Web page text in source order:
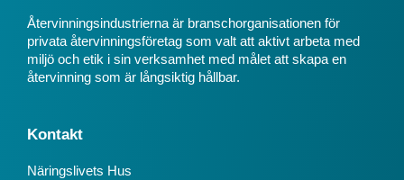
Återvinningsindustrierna är branschorganisationen för
privata återvinningsföretag som valt att aktivt arbeta med
miljö och etik i sin verksamhet med målet att skapa en
återvinning som är långsiktig hållbar.
Kontakt
Näringslivets Hus